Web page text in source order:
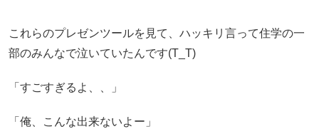
これらのプレゼンツールを見て、ハッキリ言って住学の一
部のみんなで泣いていたんです(T_T)
「すごすぎるよ、、」
「俺、こんな出来ないよー」